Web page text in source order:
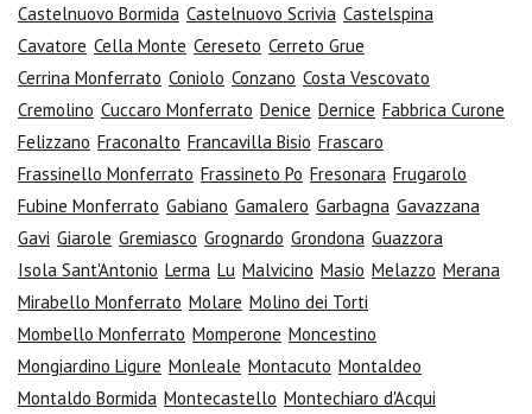
Castelnuovo Bormida Castelnuovo Scrivia Castelspina
Cavatore Cella Monte Cereseto Cerreto Grue
Cerrina Monferrato Coniolo Conzano Costa Vescovato
Cremolino Cuccaro Monferrato Denice Dernice Fabbrica Curone
Felizzano Fraconalto Francavilla Bisio Frascaro
Frassinello Monferrato Frassineto Po Fresonara Frugarolo
Fubine Monferrato Gabiano Gamalero Garbagna Gavazzana
Gavi Giarole Gremiasco Grognardo Grondona Guazzora
Isola Sant'Antonio Lerma Lu Malvicino Masio Melazzo Merana
Mirabello Monferrato Molare Molino dei Torti
Mombello Monferrato Momperone Moncestino
Mongiardino Ligure Monleale Montacuto Montaldeo
Montaldo Bormida Montecastello Montechiaro d'Acqui